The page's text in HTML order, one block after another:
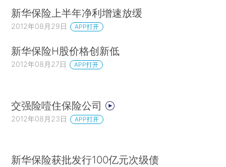
新华保险上半年净利增速放缓
2012年08月29日 APP打开
新华保险H股价格创新低
2012年08月27日 APP打开
交强险噎住保险公司
2012年08月23日 APP打开
新华保险获批发行100亿元次级债